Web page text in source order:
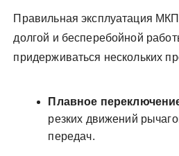
Правильная эксплуатация
долгой и бесперебойной
придерживаться нескольких
Плавное
резких движений
передач.